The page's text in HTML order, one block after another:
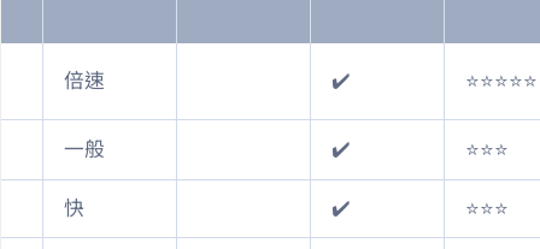
6 倍速 ✔️ ⭐⭐⭐⭐⭐
一般 ✔️ ⭐⭐⭐
快 ✔️ ⭐⭐⭐